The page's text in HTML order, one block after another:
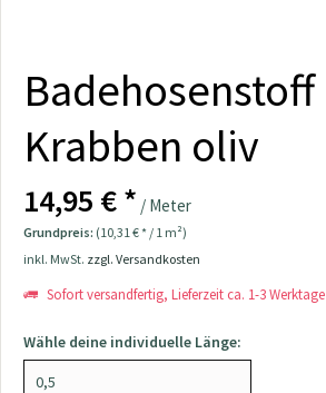
Badehosenstoff
Krabben oliv
14,95 € * / Meter
Grundpreis: (10,31 € * / 1 m²)
inkl. MwSt. zzgl. Versandkosten
Sofort versandfertig, Lieferzeit ca. 1-3 Werktage
Wähle deine individuelle Länge: